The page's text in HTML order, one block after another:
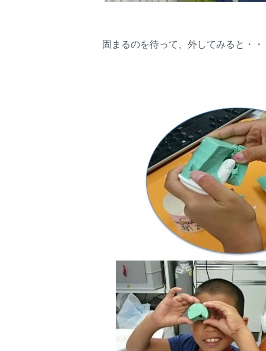
固まるのを待って、外してみると・